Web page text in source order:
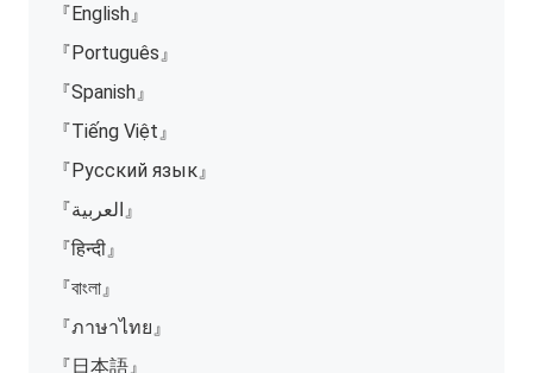
『English』
『Português』
『Spanish』
『Tiếng Việt』
『Русский язык』
『العربية』
『हिन्दी』
『বাংলা』
『ภาษาไทย』
『日本語』